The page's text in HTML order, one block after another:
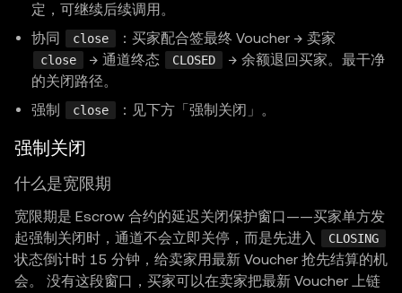
定，可继续后续调用。
协同
close ：买家配合签最终 Voucher → 卖家
close → 通道终态 CLOSED
→ 余额退回买家。最干净
的关闭路径。
强制
close ：见下方「强制关闭」。
强制关闭
什么是宽限期
宽限期是 Escrow 合约的延迟关闭保护窗口——买家单方发
起强制关闭时，通道不会立即关停，而是先进入
CLOSING
状态倒计时 15 分钟，给卖家用最新 Voucher 抢先结算的机
会。 没有这段窗口，买家可以在卖家把最新 Voucher 上链